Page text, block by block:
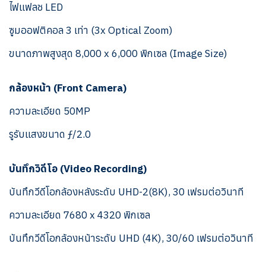
ไฟแฟลช LED
ซูมออฟติคอล 3 เท่า (3x Optical Zoom)
ขนาดภาพสูงสุด 8,000 x 6,000 พิกเซล (Image Size)
กล้องหน้า (Front Camera)
ความละเอียด 50MP
รูรับแสงขนาด ƒ/2.0
บันทึกวิดีโอ (Video Recording)
บันทึกวีดีโอกล้องหลังระดับ UHD-2(8K), 30 เฟรมต่อวินาที
ความละเอียด 7680 x 4320 พิกเซล
บันทึกวีดีโอกล้องหน้าระดับ UHD (4K), 30/60 เฟรมต่อวินาที